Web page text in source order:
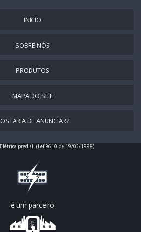
USADO
INICIO
SOBRE NÓS
PRODUTOS
MAPA DO SITE
DE ANUNCIAR?
predial. (Lei 9610 de 19/02/1998)
é um parceiro